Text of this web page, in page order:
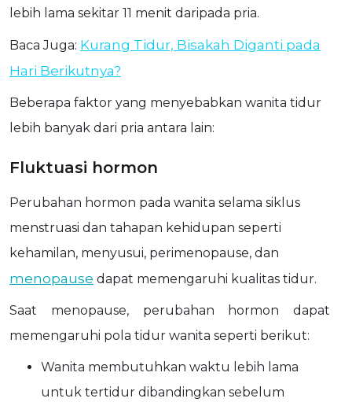
lebih lama sekitar 11 menit daripada pria.
Baca Juga: Kurang Tidur, Bisakah Diganti pada
Hari Berikutnya?
Beberapa faktor yang menyebabkan wanita tidur
lebih banyak dari pria antara lain:
Fluktuasi hormon
Perubahan hormon pada wanita selama siklus
menstruasi dan tahapan kehidupan seperti
kehamilan, menyusui, perimenopause, dan
menopause dapat memengaruhi kualitas tidur.
Saat menopause, perubahan hormon dapat
memengaruhi pola tidur wanita seperti berikut:
Wanita membutuhkan waktu lebih lama
untuk tertidur dibandingkan sebelum